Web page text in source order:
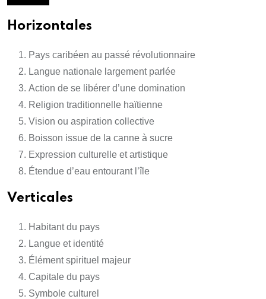
Horizontales
Pays caribéen au passé révolutionnaire
Langue nationale largement parlée
Action de se libérer d’une domination
Religion traditionnelle haïtienne
Vision ou aspiration collective
Boisson issue de la canne à sucre
Expression culturelle et artistique
Étendue d’eau entourant l’île
Verticales
Habitant du pays
Langue et identité
Élément spirituel majeur
Capitale du pays
Symbole culturel